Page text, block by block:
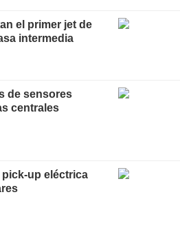
el primer jet de
intermedia
de sensores
centrales
pick-up eléctrica